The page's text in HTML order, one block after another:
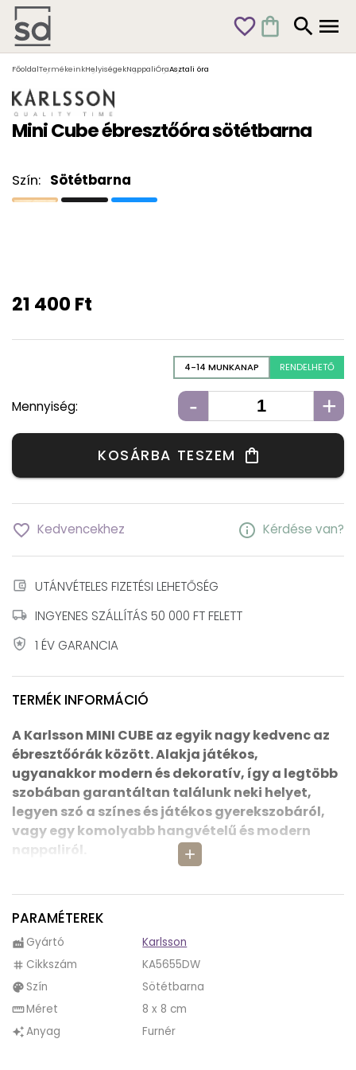
favorite_outline shopping_bag search menu
FőoldalTermékeinkHelyiségekNappaliÓraAsztali óra
Mini Cube ébresztőóra sötétbarna
21 400 Ft
Szín: Sötétbarna
4-14 MUNKANAP RENDELHETŐ
Mennyiség: - +
KOSÁRBA TESZEM shopping_bag
favorite_border Kedvencekhez info Kérdése van?
account_balance_wallet UTÁNVÉTELES FIZETÉSI LEHETŐSÉG
local_shipping INGYENES SZÁLLÍTÁS 50 000 FT FELETT
local_police 1 ÉV GARANCIA
TERMÉK INFORMÁCIÓ
add
A Karlsson MINI CUBE az egyik nagy kedvenc az
ébresztőórák között. Alakja játékos,
ugyanakkor modern és dekoratív, így a legtöbb
szobában garantáltan találunk neki helyet,
legyen szó a színes és játékos gyerekszobáról,
vagy egy komolyabb hangvételű és modern
nappaliról.
mert több funkcióval is rendelkezik.Egyrészt
mutatja az aktuális időt, melyet LED
világításának köszönhetően bármikor
könnyedén le tudunk olvasni, másrészt mutatja
a dátumot és a hőmérsékletet is, így egyetlen
pillantással akár több mindenről is tudunk
egyszerre tájékozódni.
PARAMÉTEREK
factory Gyártó Karlsson
tag Cikkszám KA5655DW
palette Szín Sötétbarna
straightenMéret 8 x 8 cm
auto_awesomeAnyag Furnér